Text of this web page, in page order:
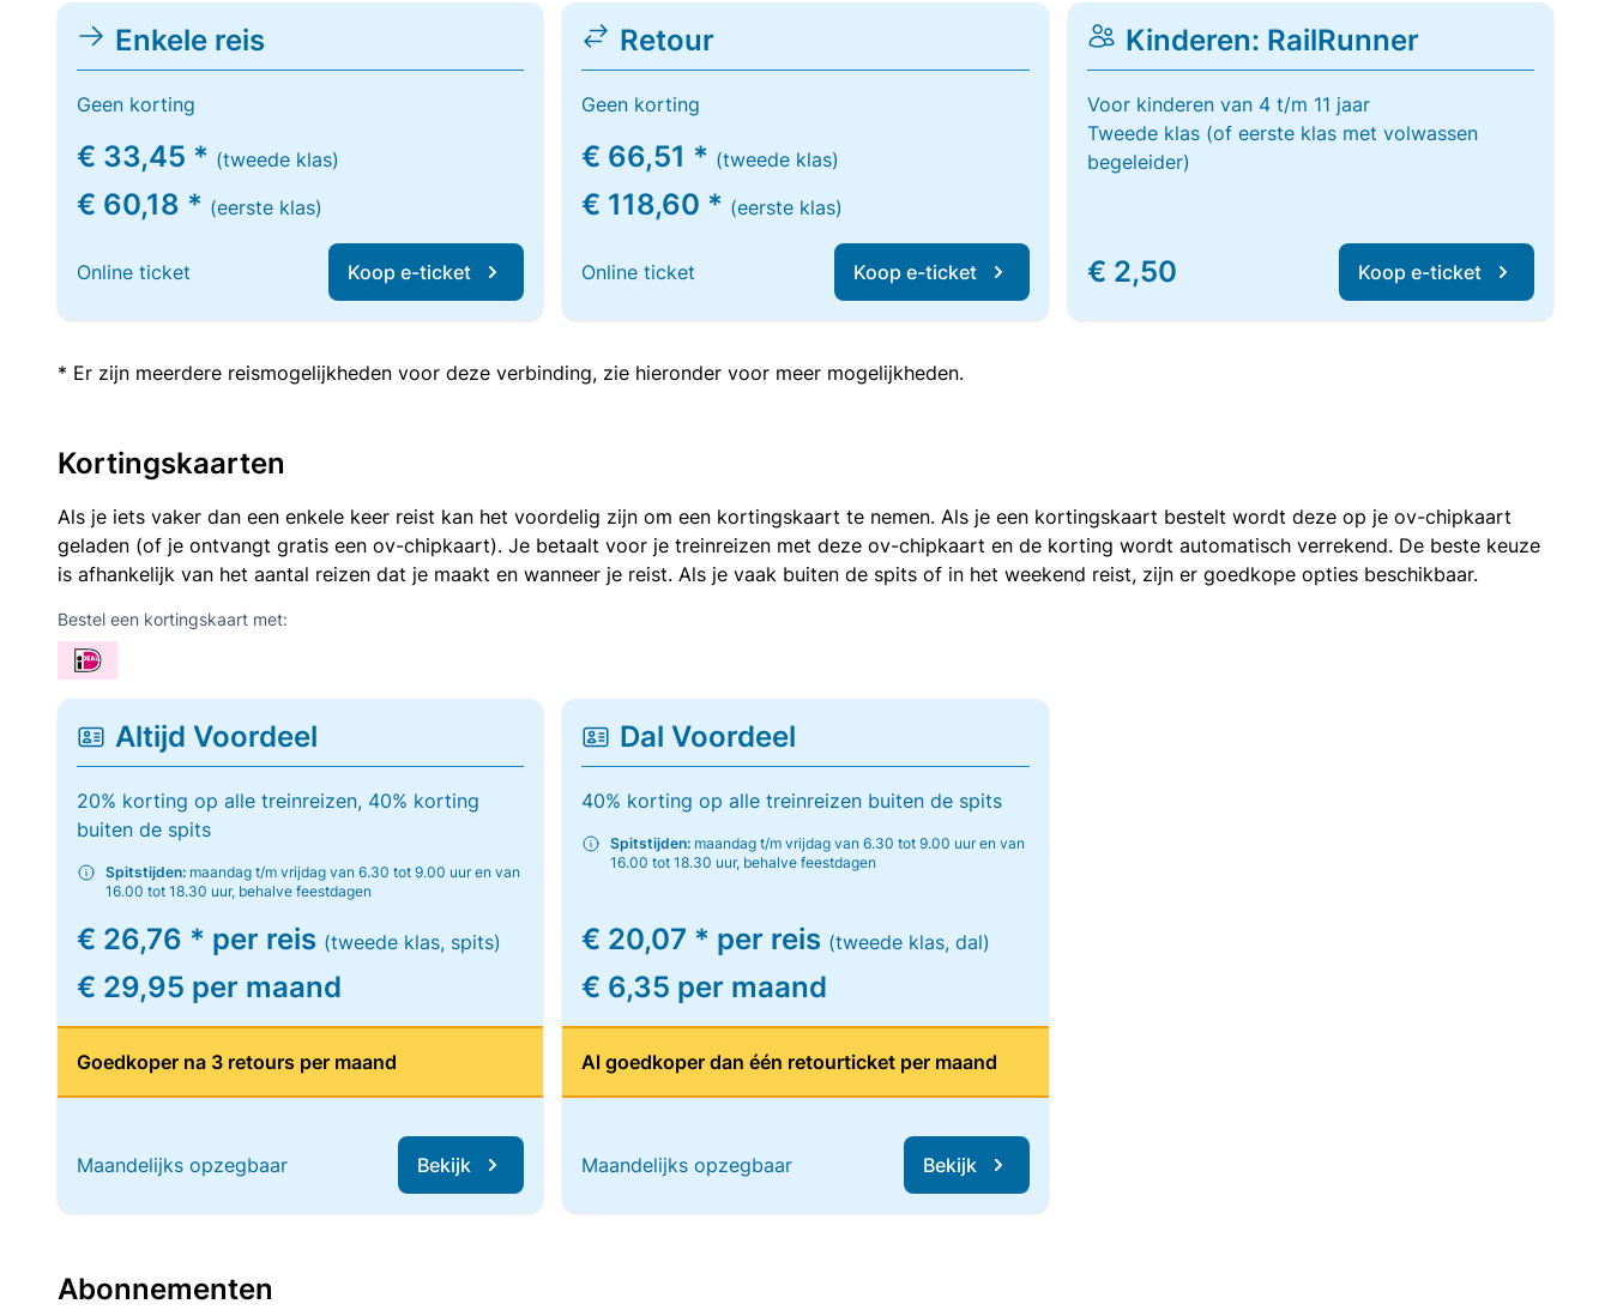
Enkele reis
Geen korting
€ 33,45 * (tweede klas)
€ 60,18 * (eerste klas)
Online ticket Koop e-ticket
Retour
Geen korting
€ 66,51 * (tweede klas)
€ 118,60 * (eerste klas)
Online ticket Koop e-ticket
Kinderen: RailRunner
Voor kinderen van 4 t/m 11 jaar
Tweede klas (of eerste klas met volwassen
begeleider)
€ 2,50 Koop e-ticket
* Er zijn meerdere reismogelijkheden voor deze verbinding, zie hieronder voor meer mogelijkheden.
Kortingskaarten
Als je iets vaker dan een enkele keer reist kan het voordelig zijn om een kortingskaart te nemen. Als je een kortingskaart bestelt wordt deze op je ov-chipkaart
geladen (of je ontvangt gratis een ov-chipkaart). Je betaalt voor je treinreizen met deze ov-chipkaart en de korting wordt automatisch verrekend. De beste keuze
is afhankelijk van het aantal reizen dat je maakt en wanneer je reist. Als je vaak buiten de spits of in het weekend reist, zijn er goedkope opties beschikbaar.
Bestel een kortingskaart met:
Altijd Voordeel
20% korting op alle treinreizen, 40% korting
buiten de spits
Spitstijden: maandag t/m vrijdag van 6.30 tot 9.00 uur en van
16.00 tot 18.30 uur, behalve feestdagen
€ 26,76 * per reis (tweede klas, spits)
€ 29,95 per maand
Goedkoper na 3 retours per maand
Maandelijks opzegbaar Bekijk
Dal Voordeel
40% korting op alle treinreizen buiten de spits
Spitstijden: maandag t/m vrijdag van 6.30 tot 9.00 uur en van
16.00 tot 18.30 uur, behalve feestdagen
€ 20,07 * per reis (tweede klas, dal)
€ 6,35 per maand
Al goedkoper dan één retourticket per maand
Maandelijks opzegbaar Bekijk
Abonnementen